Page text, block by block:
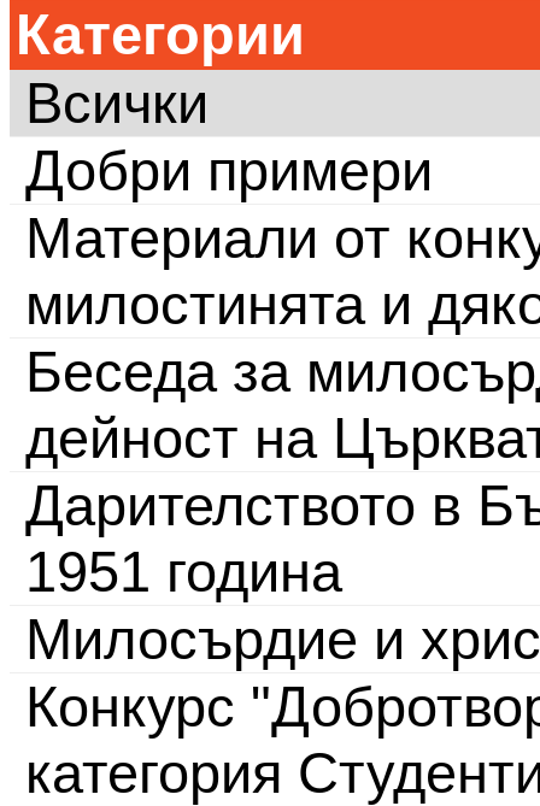
Категории
Всички
Добри примери
Материали от
милостинята и
Беседа за
дейност на
Дарителството в
1951 година
Милосърдие и
Конкурс
категория